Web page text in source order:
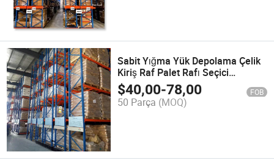
Sabit Yığma Yük Depolama Çelik
Kiriş Raf Palet Rafı Seçici
Raflama
$40,00-78,00 FOB
50 Parça (MOQ)